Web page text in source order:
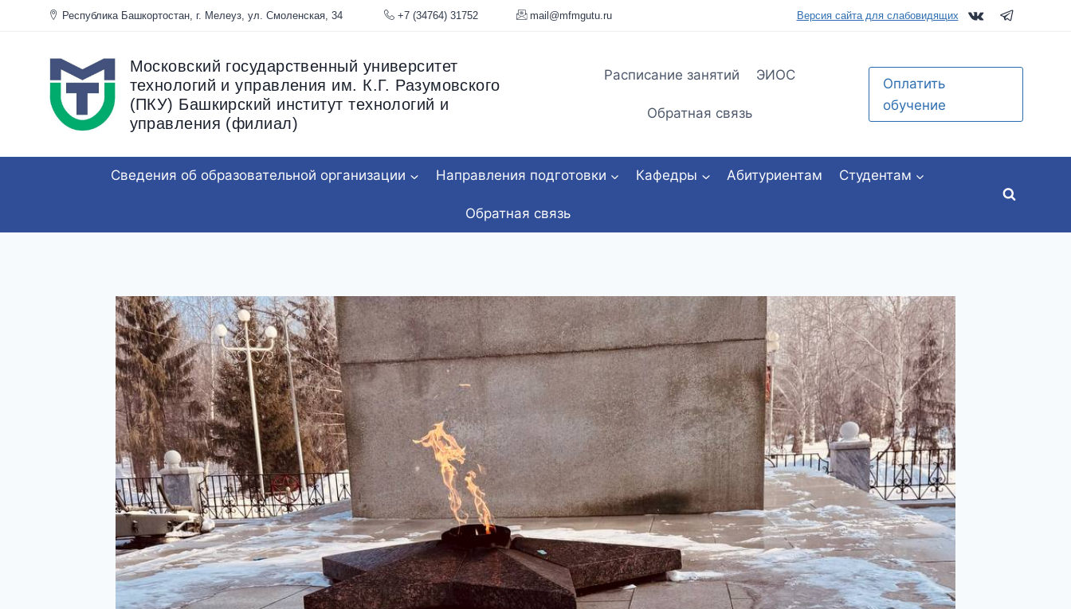
Перейти
Республика Башкортостан, г. Мелеуз, ул. Смоленская, 34 +7 (34764) 31752 mail@mfmgutu.ru Версия сайта для слабовидящих
Московский государственный университет
технологий и управления им. К.Г. Разумовского
(ПКУ) Башкирский институт технологий и
управления (филиал)
Расписание занятий ЭИОС
Обратная связь
Оплатить
обучение
Сведения об образовательной организации Направления подготовки Кафедры Абитуриентам Студентам
Обратная связь